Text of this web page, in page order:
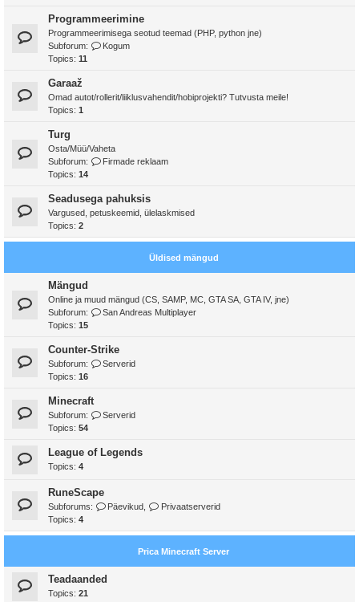
Programmeerimine
Programmeerimisega seotud teemad (PHP, python jne)
Subforum:
Kogum
Topics: 11
Garaaž
Omad autot/rollerit/liiklusvahendit/hobiprojekti? Tutvusta meile!
Topics: 1
Turg
Osta/Müü/Vaheta
Subforum:
Firmade reklaam
Topics: 14
Seadusega pahuksis
Vargused, petuskeemid, ülelaskmised
Topics: 2
Üldised mängud
Mängud
Online ja muud mängud (CS, SAMP, MC, GTA SA, GTA IV, jne)
Subforum:
San Andreas Multiplayer
Topics: 15
Counter-Strike
Subforum:
Serverid
Topics: 16
Minecraft
Subforum:
Serverid
Topics: 54
League of Legends
Topics: 4
RuneScape
Subforums: Päevikud
Privaatserverid
Topics: 4
Prica Minecraft Server
Teadaanded
Topics: 21